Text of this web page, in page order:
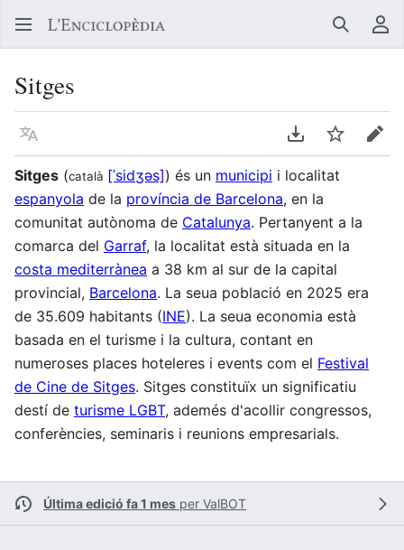
Buscar
Sitges
Llegir en un atre idioma Descarregar en
Vigilar
Sitges (català [ˈsidʒəs]) és un municipi i localitat
espanyola de la província de Barcelona, en la
comunitat autònoma de Catalunya. Pertanyent a la
comarca del Garraf, la localitat està situada en la
costa mediterrànea a 38 km al sur de la capital
provincial, Barcelona. La seua població en 2025 era
de 35.609 habitants (INE). La seua economia està
basada en el turisme i la cultura, contant en
numeroses places hoteleres i events com el Festival
de Cine de Sitges. Sitges constituïx un significatiu
destí de turisme LGBT, ademés d'acollir congressos,
conferències, seminaris i reunions empresarials.
Última edició fa 1 mes per ValBOT